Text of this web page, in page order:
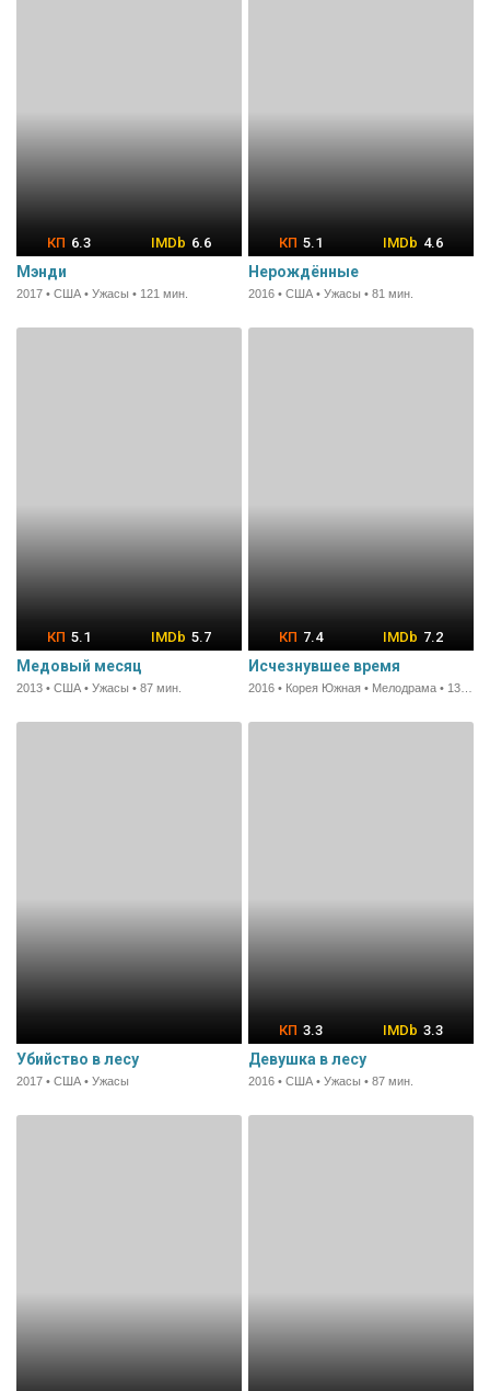
6.3 6.6
Мэнди
2017 • США • Ужасы • 121 мин.
5.1 4.6
Нерождённые
2016 • США • Ужасы • 81 мин.
5.1 5.7
Медовый месяц
2013 • США • Ужасы • 87 мин.
7.4 7.2
Исчезнувшее время
Убийство в лесу
2017 • США • Ужасы
3.3 3.3
Девушка в лесу
2016 • США • Ужасы • 87 мин.